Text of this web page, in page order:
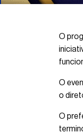
O
O
o
O